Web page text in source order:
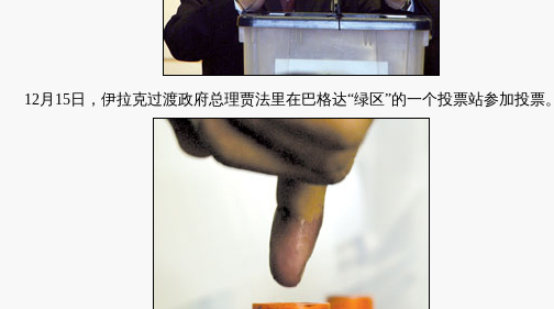
12月15日，伊拉克过渡政府总理贾法里在巴格达“绿区”的一个投票站参加投票。